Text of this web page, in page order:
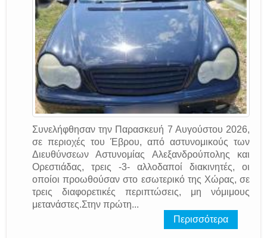
Συνελήφθησαν την Παρασκευή 7 Αυγούστου 2026,
σε περιοχές του Έβρου, από αστυνομικούς των
Διευθύνσεων Αστυνομίας Αλεξανδρούπολης και
Ορεστιάδας, τρεις -3- αλλοδαποί διακινητές, οι
οποίοι προωθούσαν στο εσωτερικό της Χώρας, σε
τρεις διαφορετικές περιπτώσεις, μη νόμιμους
μετανάστες.Στην πρώτη...
Περισσότερα